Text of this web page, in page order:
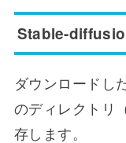
Stable-
ダウンロードし
のディレクトリ
存します。